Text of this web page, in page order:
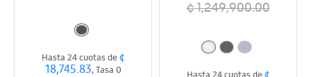
Hasta 24 cuotas de¢
18,745.83, Tasa 0
¢ 1,249,900.00